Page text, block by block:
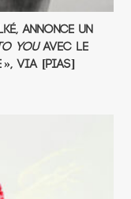
annonce un
Youavec le
via [PIAS]